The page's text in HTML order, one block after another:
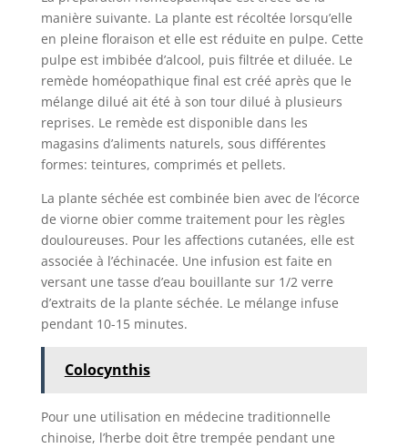
manière suivante. La plante est récoltée lorsqu’elle
en pleine floraison et elle est réduite en pulpe. Cette
pulpe est imbibée d’alcool, puis filtrée et diluée. Le
remède homéopathique final est créé après que le
mélange dilué ait été à son tour dilué à plusieurs
reprises. Le remède est disponible dans les
magasins d’aliments naturels, sous différentes
formes: teintures, comprimés et pellets.
La plante séchée est combinée bien avec de l’écorce
de viorne obier comme traitement pour les règles
douloureuses. Pour les affections cutanées, elle est
associée à l’échinacée. Une infusion est faite en
versant une tasse d’eau bouillante sur 1/2 verre
d’extraits de la plante séchée. Le mélange infuse
pendant 10-15 minutes.
Colocynthis
Pour une utilisation en médecine traditionnelle
chinoise, l’herbe doit être trempée pendant une